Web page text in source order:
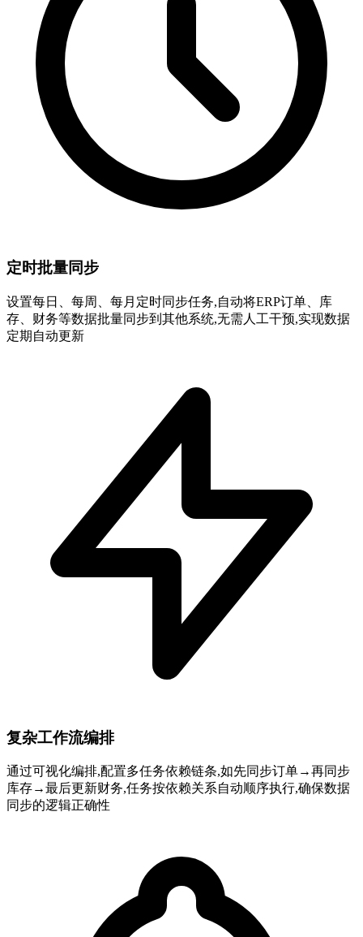
定时批量同步
设置每日、每周、每月定时同步任务,自动将ERP订单、库
存、财务等数据批量同步到其他系统,无需人工干预,实现数据
定期自动更新
复杂工作流编排
通过可视化编排,配置多任务依赖链条,如先同步订单→再同步
库存→最后更新财务,任务按依赖关系自动顺序执行,确保数据
同步的逻辑正确性